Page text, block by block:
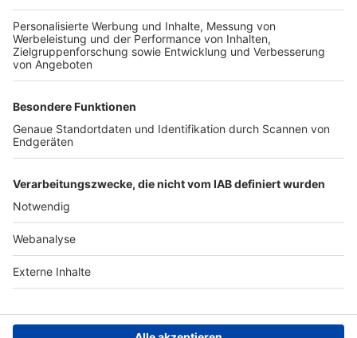
TOP-PARTNER
Nutzungsbedingungen Datenschutz Impressum